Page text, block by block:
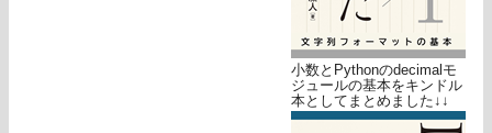
小数とPythonのdecimalモ
ジュールの基本をキンドル
本としてまとめました↓↓